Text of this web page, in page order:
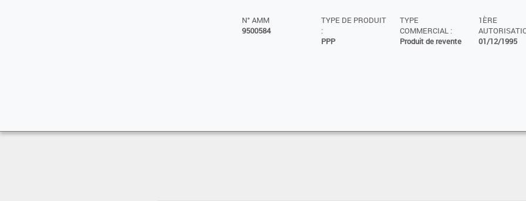
N° AMM
9500584
TYPE DE PRODUIT
:
PPP
TYPE
COMMERCIAL :
Produit de revente
1ÈRE
01/12/1995